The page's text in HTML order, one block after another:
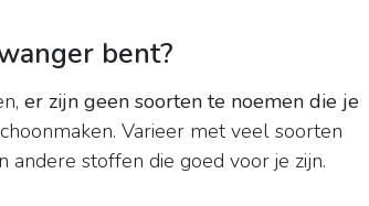
bent?
er zijn geen soorten te noemen die je
Varieer met veel soorten
stoffen die goed voor je zijn.